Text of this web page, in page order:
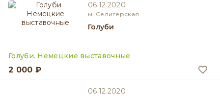
06.12.2020
м. Селигерская
Голуби
Голуби. Немецкие выставочные
2 000 ₽
06.12.2020